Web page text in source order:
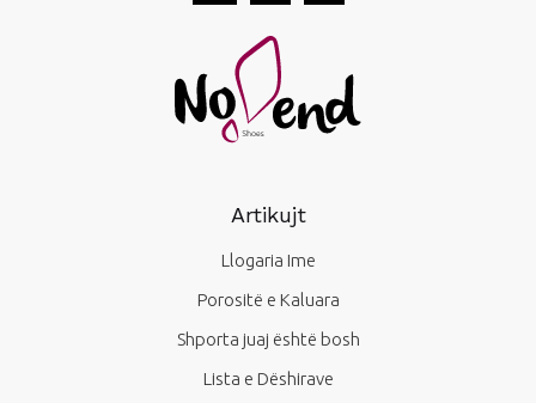
Artikujt
Llogaria Ime
Porositë e Kaluara
Shporta juaj është bosh
Lista e Dëshirave